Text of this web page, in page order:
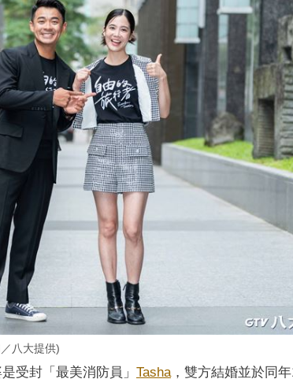
八大提供)
受封「最美消防員」 Tasha ，雙方結婚並於同